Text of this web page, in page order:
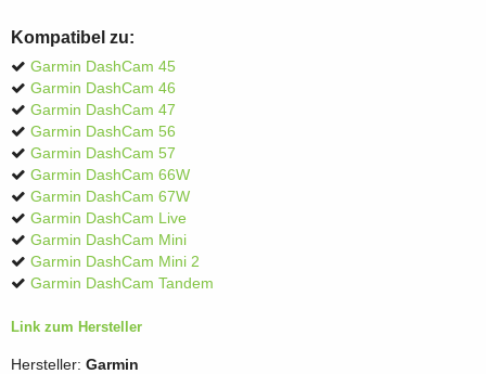
Kompatibel zu:
Garmin DashCam 45
Garmin DashCam 46
Garmin DashCam 47
Garmin DashCam 56
Garmin DashCam 57
Garmin DashCam 66W
Garmin DashCam 67W
Garmin DashCam Live
Garmin DashCam Mini
Garmin DashCam Mini 2
Garmin DashCam Tandem
Link zum Hersteller
Hersteller: Garmin